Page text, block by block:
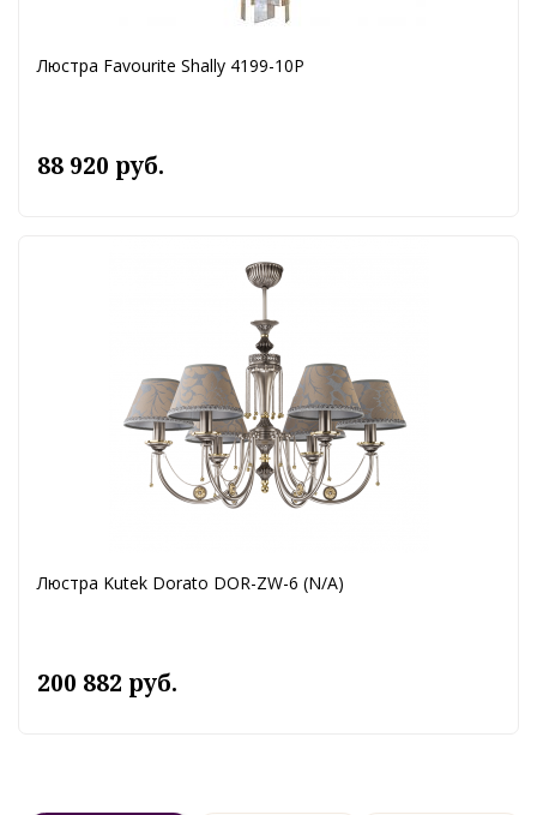
Люстра Favourite Shally 4199-10P
88 920 руб.
Люстра Kutek Dorato DOR-ZW-6 (N/A)
200 882 руб.